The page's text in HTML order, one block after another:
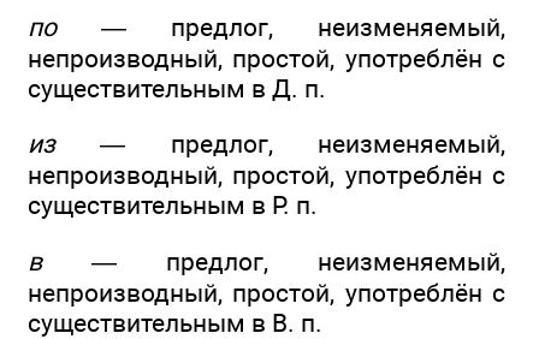
по— предлог, неизменяемый,
непроизводный, простой, употреблён с
существительным в Д. п.
из— предлог, неизменяемый,
непроизводный, простой, употреблён с
существительным в Р. п.
в— предлог, неизменяемый,
непроизводный, простой, употреблён с
существительным в В. п.